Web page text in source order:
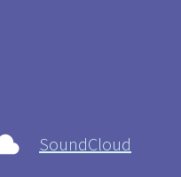
SoundCloud